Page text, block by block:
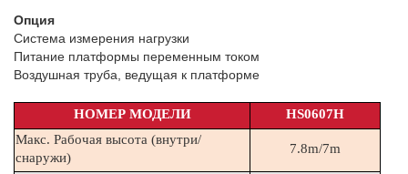
Опция
Система измерения нагрузки
Питание платформы переменным током
Воздушная труба, ведущая к платформе
НОМЕР МОДЕЛИ
HS0607H
Макс. Рабочая высота (внутри/
снаружи)
7.8m/7m